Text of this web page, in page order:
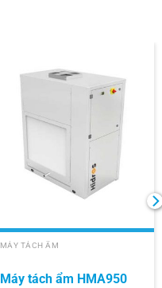
MÁY TÁCH ẨM
Máy tách ẩm HMA950